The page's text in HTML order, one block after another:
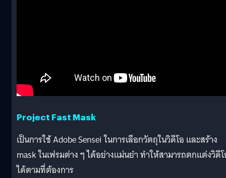
Project Fast Mask
เป็นการใช้ Adobe Sensei ในการเลือกวัตถุในวิดีโอ และสร้าง
mask ในเฟรมต่าง ๆ ได้อย่างแม่นยำ ทำให้สามารถตกแต่งวิดี
ได้ตามที่ต้องการ